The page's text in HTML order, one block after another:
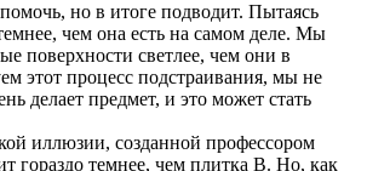
но в итоге подводит. Пытаясь
чем она есть на самом деле. Мы
поверхности светлее, чем они в
этот процесс подстраивания, мы не
делает предмет, и это может стать
иллюзии, созданной профессором
гораздо темнее, чем плитка В. Но, как